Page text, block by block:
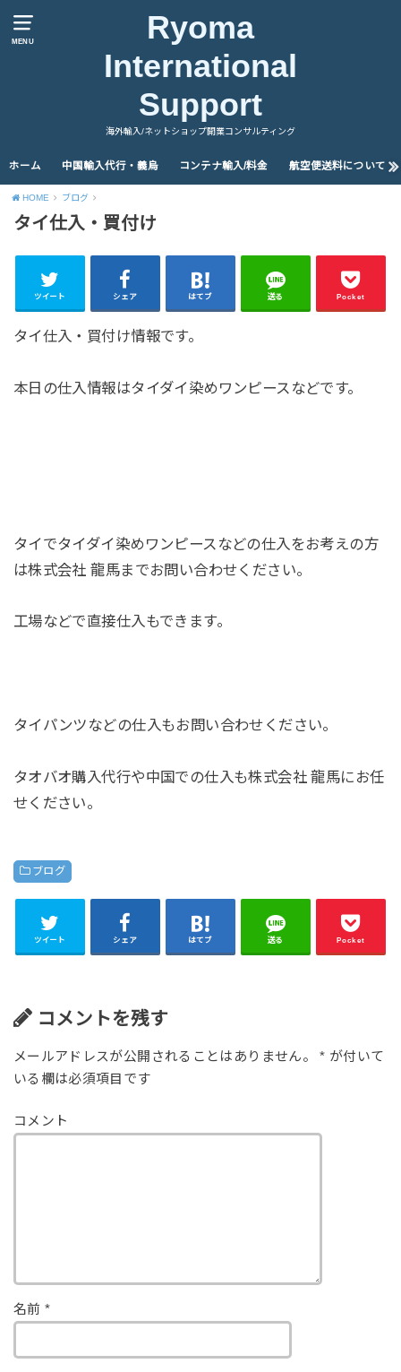
MENU
Ryoma
International
Support
海外輸入/ネットショップ開業コンサルティング
ホーム 中国輸入代行・義烏 コンテナ輸入/料金 航空便送料について
HOME ブログ
タイ仕入・買付け
ツイート シェア はてブ 送る Pocket
タイ仕入・買付け情報です。
本日の仕入情報はタイダイ染めワンピースなどです。
タイでタイダイ染めワンピースなどの仕入をお考えの方
は株式会社 龍馬までお問い合わせください。
工場などで直接仕入もできます。
タイパンツなどの仕入もお問い合わせください。
タオバオ購入代行や中国での仕入も株式会社 龍馬にお任
せください。
ブログ
ツイート シェア はてブ 送る Pocket
コメントを残す
メールアドレスが公開されることはありません。 * が付いて
いる欄は必須項目です
コメント
名前 *